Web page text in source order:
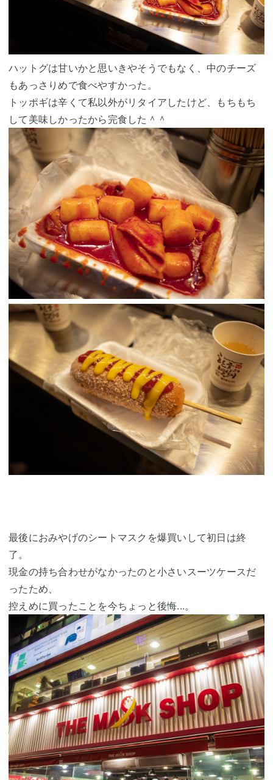
ハットグは甘いかと思いきやそうでもなく、中のチーズ
もあっさりめで食べやすかった。
トッポギは辛くて私以外がリタイアしたけど、もちもち
して美味しかったから完食した＾＾
最後におみやげのシートマスクを爆買いして初日は終
了。
現金の持ち合わせがなかったのと小さいスーツケースだ
ったため、
控えめに買ったことを今ちょっと後悔...。